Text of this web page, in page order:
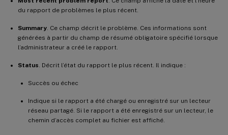
du rapport de problèmes le plus récent.
Summary. Ce champ décrit le problème. Ces informations sont
générées à partir du champ de résumé obligatoire spécifié lorsque
l’administrateur a créé le rapport.
Status. Décrit l’état du rapport le plus récent. Il indique :
Succès ou échec
Indique si le rapport a été chargé ou enregistré sur un lecteur
réseau partagé. Si le rapport a été enregistré sur un lecteur, le
chemin d’accès complet au fichier est affiché.